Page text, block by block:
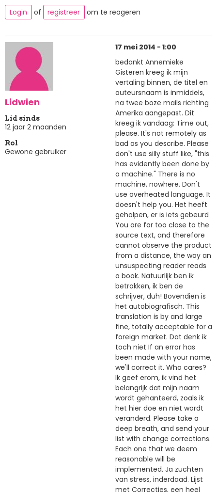
Login
of registreer om te reageren
Lidwien
Lid sinds
12 jaar 2 maanden
Rol
Gewone gebruiker
17 mei 2014 - 1:00
bedankt Annemieke
Gisteren kreeg ik mijn
vertaling binnen, de titel en
auteursnaam is inmiddels,
na twee boze mails richting
Amerika aangepast. Dit
kreeg ik vandaag: Time out,
please. It's not remotely as
bad as you describe. Please
don't use silly stuff like, "this
has evidently been done by
a machine." There is no
machine, nowhere. Don't
use overheated language. It
doesn't help you. Het heeft
geholpen, er is iets gebeurd
You are far too close to the
source text, and therefore
cannot observe the product
from a distance, the way an
unsuspecting reader reads
a book. Natuurlijk ben ik
betrokken, ik ben de
schrijver, duh! Bovendien is
het autobiografisch. This
translation is by and large
fine, totally acceptable for a
foreign market. Dat denk ik
toch niet If an error has
been made with your name,
we'll correct it. Who cares?
Ik geef erom, ik vind het
belangrijk dat mijn naam
wordt gehanteerd, zoals ik
het hier doe en niet wordt
veranderd. Please take a
deep breath, and send your
list with change corrections.
Each one that we deem
reasonable will be
implemented. Ja zuchten
van stress, inderdaad. Lijst
met Correcties, een heel